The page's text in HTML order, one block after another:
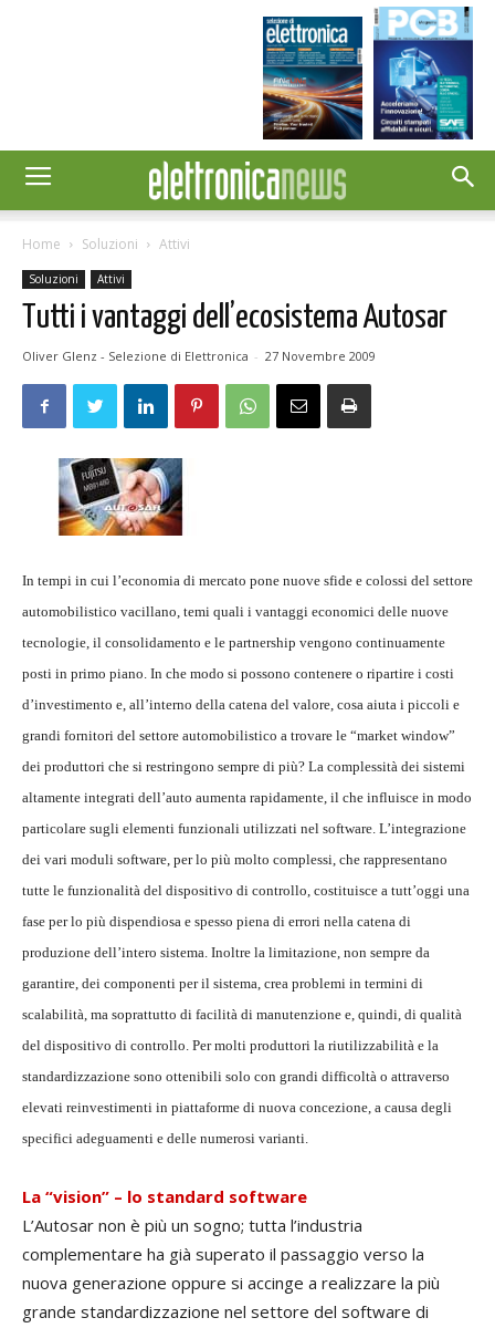
Home Soluzioni Attivi
Soluzioni Attivi
Tutti i vantaggi dell’ecosistema Autosar
Oliver Glenz - Selezione di Elettronica - 27 Novembre 2009
In tempi in cui l’economia di mercato pone nuove sfide e colossi del settore
automobilistico vacillano, temi quali i vantaggi economici delle nuove
tecnologie, il consolidamento e le partnership vengono continuamente
posti in primo piano. In che modo si possono contenere o ripartire i costi
d’investimento e, all’interno della catena del valore, cosa aiuta i piccoli e
grandi fornitori del settore automobilistico a trovare le “market window”
dei produttori che si restringono sempre di più? La complessità dei sistemi
altamente integrati dell’auto aumenta rapidamente, il che influisce in modo
particolare sugli elementi funzionali utilizzati nel software. L’integrazione
dei vari moduli software, per lo più molto complessi, che rappresentano
tutte le funzionalità del dispositivo di controllo, costituisce a tutt’oggi una
fase per lo più dispendiosa e spesso piena di errori nella catena di
produzione dell’intero sistema. Inoltre la limitazione, non sempre da
garantire, dei componenti per il sistema, crea problemi in termini di
scalabilità, ma soprattutto di facilità di manutenzione e, quindi, di qualità
del dispositivo di controllo. Per molti produttori la riutilizzabilità e la
standardizzazione sono ottenibili solo con grandi difficoltà o attraverso
elevati reinvestimenti in piattaforme di nuova concezione, a causa degli
specifici adeguamenti e delle numerosi varianti.
La “vision” – lo standard software
L’Autosar non è più un sogno; tutta l’industria
complementare ha già superato il passaggio verso la
nuova generazione oppure si accinge a realizzare la più
grande standardizzazione nel settore del software di